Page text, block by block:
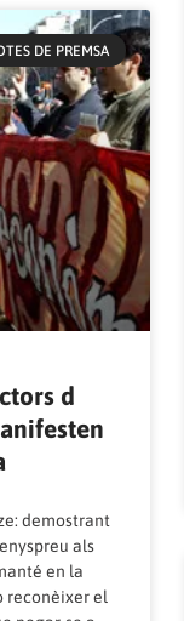
DE PREMSA
d
demostrant
als
en la
reconèixer el